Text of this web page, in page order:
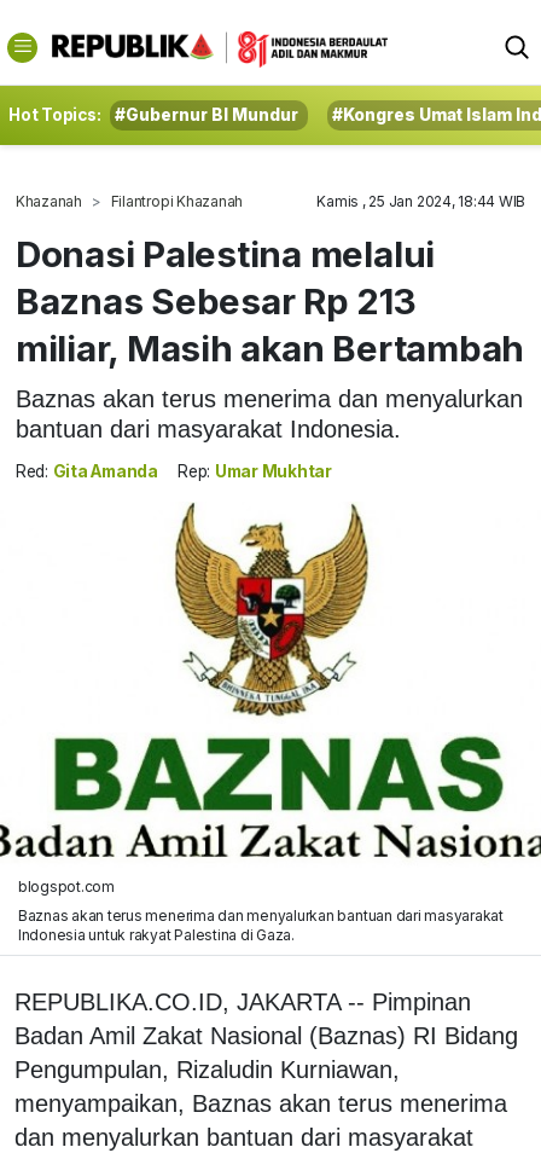
Hot Topics: #Gubernur BI Mundur #Kongres Umat Islam
Khazanah Filantropi Khazanah Kamis , 25 Jan 2024, 18:44 WIB
Donasi Palestina melalui
Baznas Sebesar Rp 213
miliar, Masih akan Bertambah
Baznas akan terus menerima dan menyalurkan
bantuan dari masyarakat Indonesia.
Red: Gita Amanda Rep: Umar Mukhtar
blogspot.com
Baznas akan terus menerima dan menyalurkan bantuan dari masyarakat
Indonesia untuk rakyat Palestina di Gaza.
REPUBLIKA.CO.ID, JAKARTA -- Pimpinan
Badan Amil Zakat Nasional (Baznas) RI Bidang
Pengumpulan, Rizaludin Kurniawan,
menyampaikan, Baznas akan terus menerima
dan menyalurkan bantuan dari masyarakat